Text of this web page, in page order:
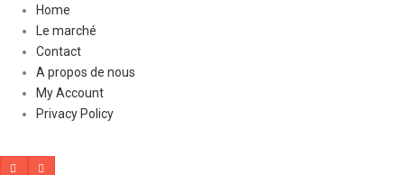
Home
Le marché
Contact
A propos de nous
My Account
Privacy Policy